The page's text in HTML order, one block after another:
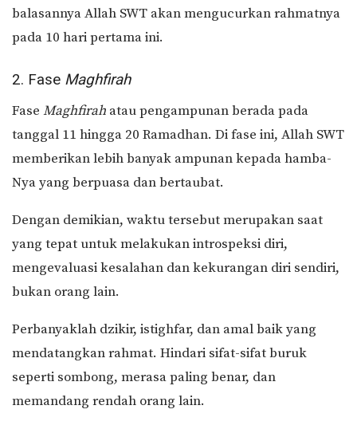
balasannya Allah SWT akan mengucurkan rahmatnya
pada 10 hari pertama ini.
2. Fase Maghfirah
Fase Maghfirah atau pengampunan berada pada
tanggal 11 hingga 20 Ramadhan. Di fase ini, Allah SWT
memberikan lebih banyak ampunan kepada hamba-
Nya yang berpuasa dan bertaubat.
Dengan demikian, waktu tersebut merupakan saat
yang tepat untuk melakukan introspeksi diri,
mengevaluasi kesalahan dan kekurangan diri sendiri,
bukan orang lain.
Perbanyaklah dzikir, istighfar, dan amal baik yang
mendatangkan rahmat. Hindari sifat-sifat buruk
seperti sombong, merasa paling benar, dan
memandang rendah orang lain.